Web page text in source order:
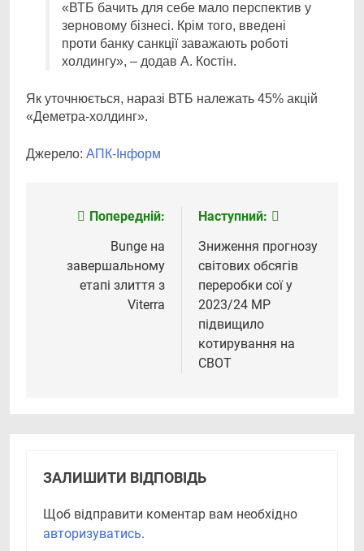
«ВТБ бачить для себе мало перспектив у
зерновому бізнесі. Крім того, введені
проти банку санкції заважають роботі
холдингу», – додав А. Костін.
Як уточнюється, наразі ВТБ належать 45% акцій
«Деметра-холдинг».
Джерело: АПК-Інформ
НавігаціяПопередній:
Bunge на
завершальному
етапі злиття з
Viterra
Наступний:
Зниження прогнозу
світових обсягів
переробки сої у
2023/24 МР
підвищило
котирування на
CBOT
ЗАЛИШИТИ ВІДПОВІДЬ
Щоб відправити коментар вам необхідно
авторизуватись.